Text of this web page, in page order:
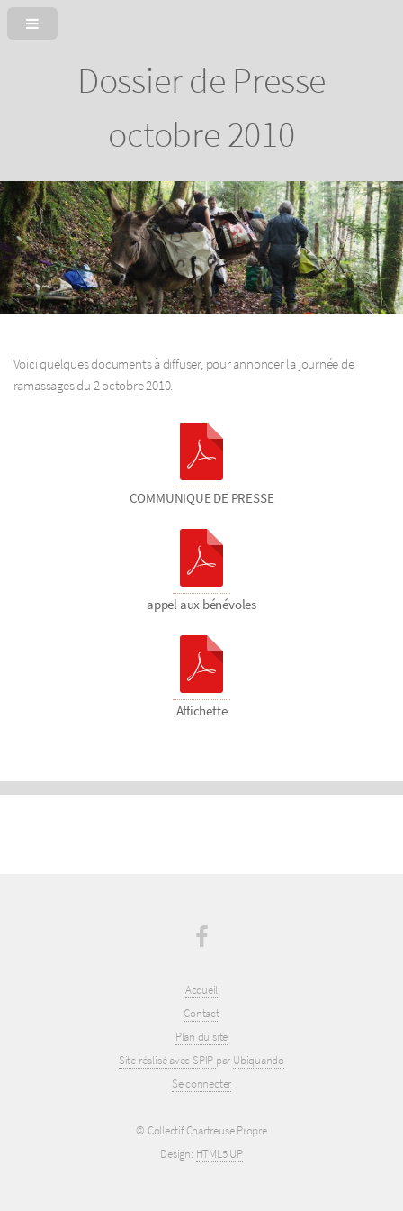
Dossier de Presse
octobre 2010
Voici quelques documents à diffuser, pour annoncer la journée de
ramassages du 2 octobre 2010.
COMMUNIQUE DE PRESSE
appel aux bénévoles
Affichette
Accueil
Contact
Plan du site
Site réalisé avec SPIP par Ubiquando
Se connecter
© Collectif Chartreuse Propre
Design: HTML5 UP